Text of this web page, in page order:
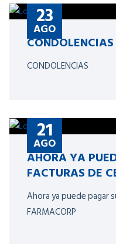
23
AGO
CONDOLENCIAS
CONDOLENCIAS
21
AGO
AHORA YA
FACTURAS DE
Ahora ya puede pagar
FARMACORP